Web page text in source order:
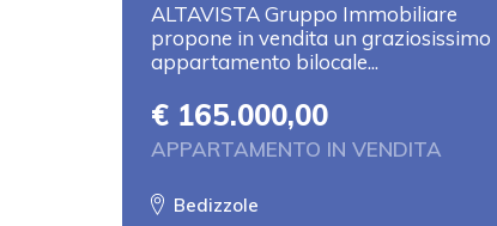
ALTAVISTA Gruppo Immobiliare
propone in vendita un graziosissimo
appartamento bilocale...
€ 165.000,00
APPARTAMENTO IN VENDITA
Bedizzole